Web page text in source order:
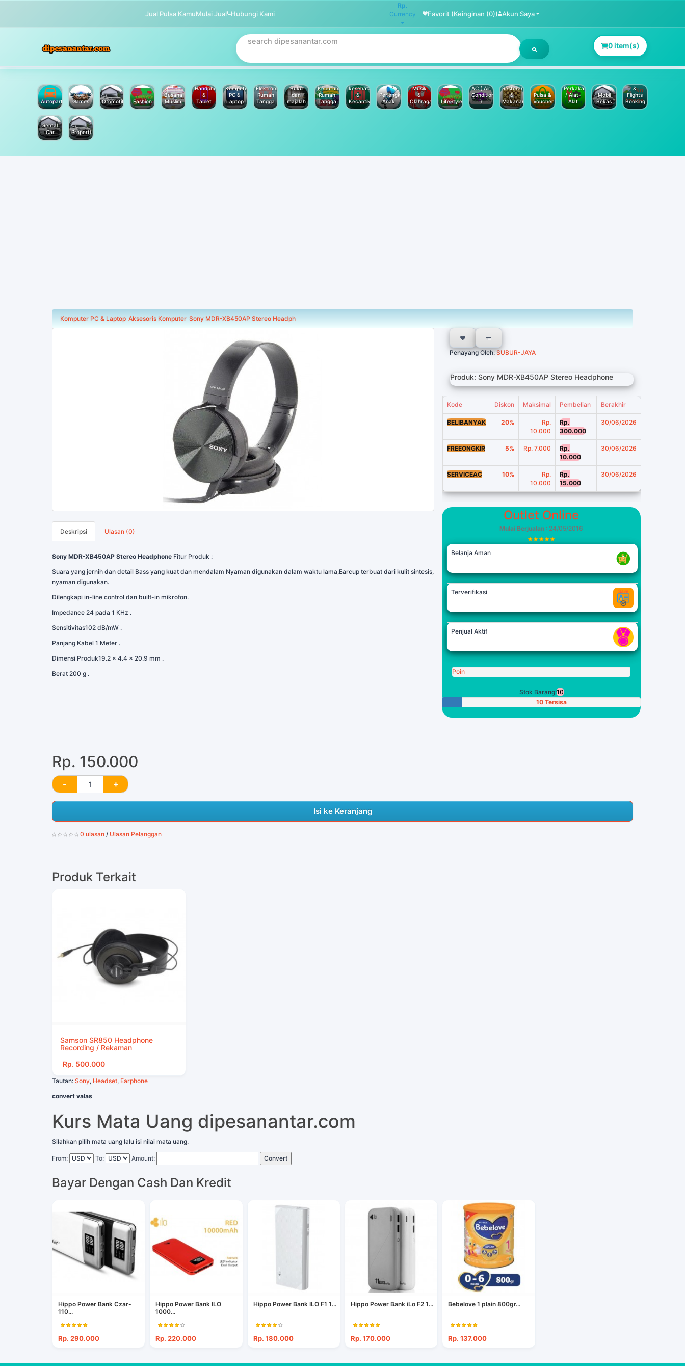
Jual Pulsa KamuMulai Jual Hubungi Kami
Rp.
Currency
Favorit (Keinginan (0)) Akun Saya
0 item(s)
Autoparts Games Otomotif Fashion
Busana
Muslim
Handphone
&
Tablet
Komputer
PC &
Laptop
Elektronik
Rumah
Tangga
Buku
dan
majalah
Kebutuhan
Rumah
Tangga
kesehatan
&
Kecantikan
Perlengkapan
Anak
Musik
&
Olahraga
LifeStyle
AC ( Air
Conditioner
)
Restoran
&
Makanan
Pulsa &
Voucher
Perkakas
/ Alat-
Alat
Mobil
Bekas
&
Flights
Booking
Rental
Car
Properti
Komputer PC & Laptop Aksesoris Komputer Sony MDR-XB450AP Stereo Headph
Deskripsi Ulasan (0)
Sony MDR-XB450AP Stereo Headphone Fitur Produk :
Suara yang jernih dan detail Bass yang kuat dan mendalam Nyaman digunakan dalam waktu lama,Earcup terbuat dari kulit sintesis,
nyaman digunakan.
Dilengkapi in-line control dan built-in mikrofon.
Impedance 24 pada 1 KHz .
Sensitivitas102 dB/mW .
Panjang Kabel 1 Meter .
Dimensi Produk19.2 x 4.4 x 20.9 mm .
Berat 200 g .
Penayang Oleh:SUBUR-JAYA
Produk: Sony MDR-XB450AP Stereo Headphone
Kode Diskon Maksimal Pembelian Berakhir
BELIBANYAK 20%
Rp.
10.000
Rp.
300.000
30/06/2026
FREEONGKIR 5% Rp. 7.000
Rp.
10.000
30/06/2026
SERVICEAC 10%
Rp.
10.000
Rp.
15.000
30/06/2026
Outlet Online
Mulai Berjualan : 24/05/2016
Belanja Aman
Terverifikasi
Penjual Aktif
Poin
Stok Barang:10
10 Tersisa
Rp. 150.000
Isi ke Keranjang
0 ulasan / Ulasan Pelanggan
Produk Terkait
Samson SR850 Headphone
Recording / Rekaman
Rp. 500.000
Tautan: Sony, Headset, Earphone
convert valas
Kurs Mata Uang dipesanantar.com
Silahkan pilih mata uang lalu isi nilai mata uang.
From: To: Amount: Convert
Bayar Dengan Cash Dan Kredit
Hippo Power Bank Czar-
110...
Rp. 290.000
Hippo Power Bank ILO
1000...
Rp. 220.000
Hippo Power Bank ILO F1 1...
Rp. 180.000
Hippo Power Bank iLo F2 1...
Rp. 170.000
Bebelove 1 plain 800gr...
Rp. 137.000